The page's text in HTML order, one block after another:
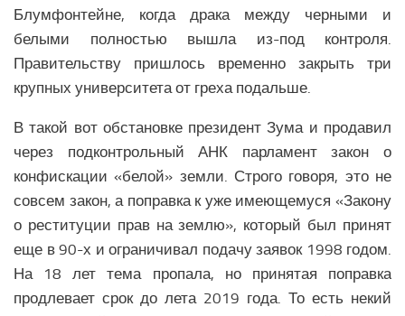
Блумфонтейне, когда драка между черными и
белыми полностью вышла из-под контроля.
Правительству пришлось временно закрыть три
крупных университета от греха подальше.
В такой вот обстановке президент Зума и продавил
через подконтрольный АНК парламент закон о
конфискации «белой» земли. Строго говоря, это не
совсем закон, а поправка к уже имеющемуся «Закону
о реституции прав на землю», который был принят
еще в 90-х и ограничивал подачу заявок 1998 годом.
На 18 лет тема пропала, но принятая поправка
продлевает срок до лета 2019 года. То есть некий